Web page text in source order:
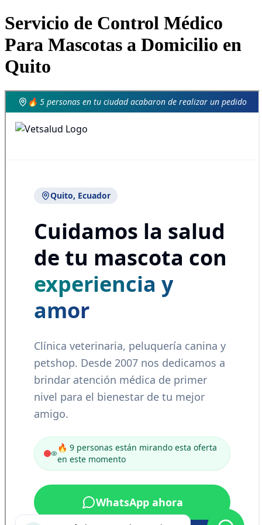
Servicio de Control Médico
Para Mascotas a Domicilio en
Quito